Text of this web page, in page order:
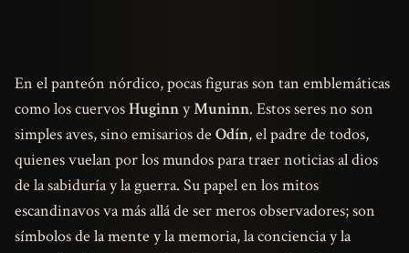
En el panteón nórdico, pocas figuras son tan emblemáticas
como los cuervosHuginnyMuninn. Estos seres no son
simples aves, sino emisarios de Odín, el padre de todos,
quienes vuelan por los mundos para traer noticias al dios
de la sabiduría y la guerra. Su papel en los mitos
escandinavos va más allá de ser meros observadores; son
símbolos de la mente y la memoria, la conciencia y la